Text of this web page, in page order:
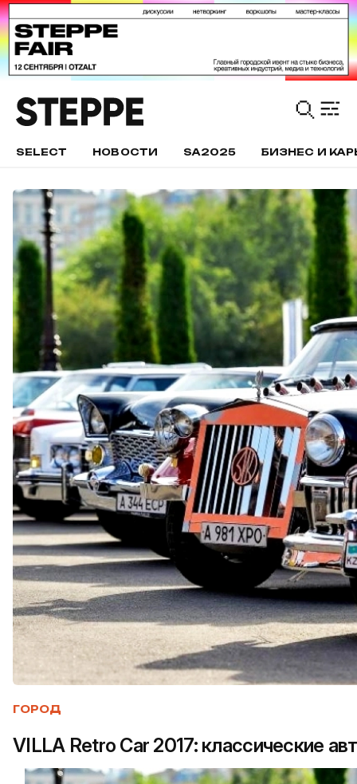
SELECT НОВОСТИ SA2025 БИЗНЕС И
ГОРОД
VILLA Retro Car 2017: классические